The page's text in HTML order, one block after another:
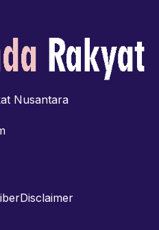
Nusantara
Disclaimer